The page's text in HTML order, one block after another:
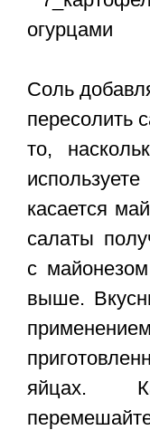
Соль
пересолить
то,
касается
салаты
с
выше.
яйцах.